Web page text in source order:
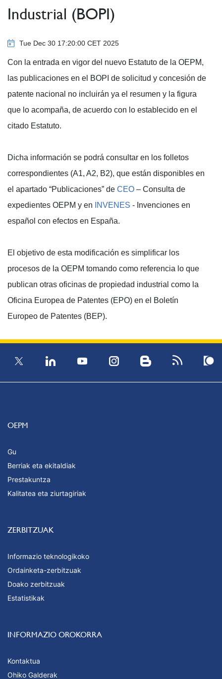
Industrial (BOPI)
Tue Dec 30 17:20:00 CET 2025
Con la entrada en vigor del nuevo Estatuto de la OEPM,
las publicaciones en el BOPI de solicitud y concesión de
patente nacional no incluirán ya el resumen y la figura
que lo acompaña, de acuerdo con lo establecido en el
citado Estatuto.
Dicha información se podrá consultar en los folletos
correspondientes (A1, A2, B2), que están disponibles en
el apartado “Publicaciones” de CEO – Consulta de
expedientes OEPM y en
INVENES - Invenciones en
español con efectos en España.
El objetivo de esta modificación es simplificar los
procesos de la OEPM tomando como referencia lo que
publican otras oficinas de propiedad industrial como la
Oficina Europea de Patentes (EPO) en el Boletín
Europeo de Patentes (BEP).
OEPM
Gu
Berriak eta ekitaldiak
Prestakuntza
Kalitatea eta ziurtagiriak
ZERBITZUAK
Informazio teknologikoko
Ordainketa-zerbitzuak
Doako zerbitzuak
Estatistikak
INFORMAZIO OROKORRA
Kontaktua
Ohiko Galderak